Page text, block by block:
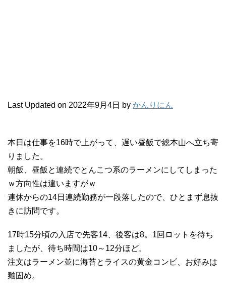
Last Updated on 2022年9月4日 by かんりにん
本日は仕事を16時で上がって、遅い昼飯で総本山へ立ち寄
りました。
朝飯、昼飯と連続でとんこつ系のラーメンにしてしまった
ｗ方向性は違いますがｗ
連休からの14日連続勤務が一段落したので、ひとまず息抜
きに訪問です。
17時15分頃の入店で先客14、後客は8。1回ロットを待ち
ましたが、待ち時間は10～12分ほど。
注文はラーメン並に海苔とライスの黄金コンビ、お好みは
麺固め。